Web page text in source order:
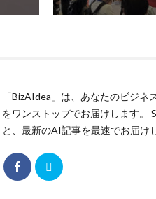
「BizAIdea」は、あなたのビジ
をワンストップでお届けします。
と、最新のAI記事を最速でお届け